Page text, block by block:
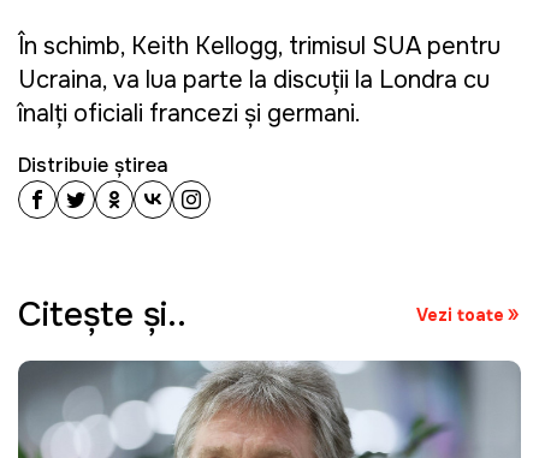
În schimb, Keith Kellogg, trimisul SUA pentru
Ucraina, va lua parte la discuții la Londra cu
înalți oficiali francezi și germani.
Distribuie știrea
Citeşte şi.. Vezi toate